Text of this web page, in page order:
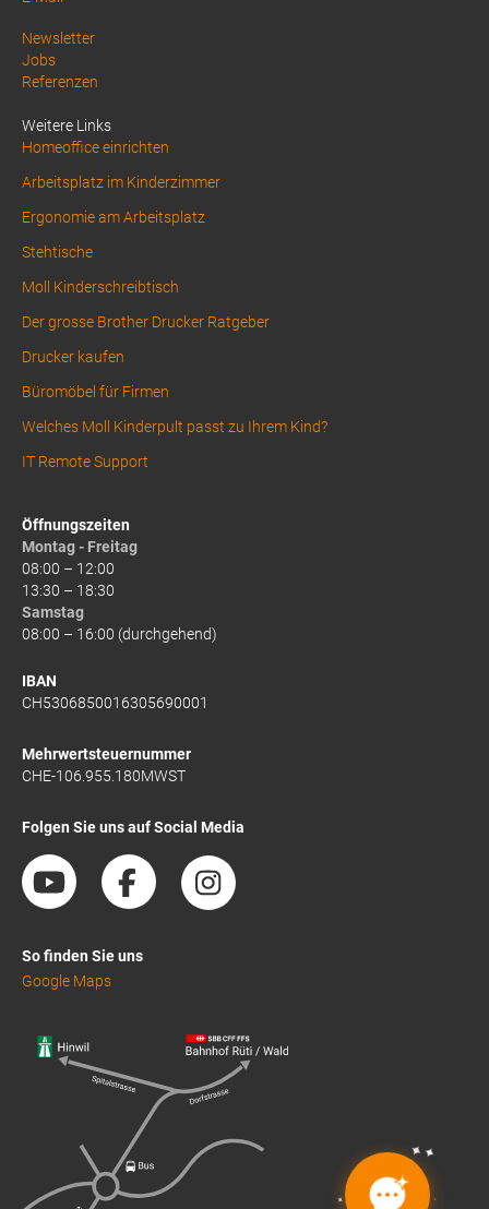
Above
Footer
Newsletter
Jobs
Referenzen
Weitere Links
Homeoffice einrichten
Arbeitsplatz im Kinderzimmer
Ergonomie am Arbeitsplatz
Stehtische
Moll Kinderschreibtisch
Der grosse Brother Drucker Ratgeber
Drucker kaufen
Büromöbel für Firmen
Welches Moll Kinderpult passt zu Ihrem Kind?
IT Remote Support
Öffnungszeiten
Montag - Freitag
08:00 – 12:00
13:30 – 18:30
Samstag
08:00 – 16:00 (durchgehend)
IBAN
CH5306850016305690001
Mehrwertsteuernummer
CHE-106.955.180MWST
Folgen Sie uns auf Social Media
So finden Sie uns
Google Maps
✦
✦
✦